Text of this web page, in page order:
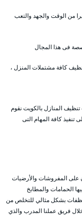
من الوقت والجهد والتعب
فى هذا المجال
كافة مشتملات المنزل ،
المنازل بالكويت نقوم
كافة المهام التى
على المفروشات والأرضيات
الحمامات والمطابخ
بشكل مثالي للتخلص من
فريق عملنا المدرب والذي